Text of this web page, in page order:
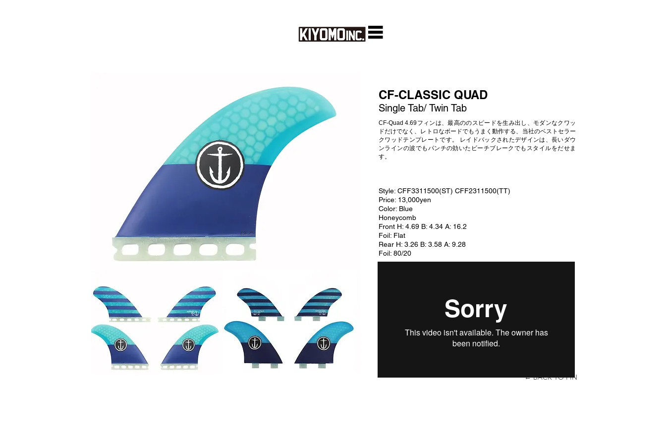
CF-CLASSIC QUAD
Single Tab/ Twin Tab
CF-Quad 4.69フィンは、最高ののスピードを生み出し、モダンなクワッ
ドだけでなく、レトロなボードでもうまく動作する、当社のベストセラー
クワッドテンプレートです。 レイドバックされたデザインは、長いダウ
ンラインの波でもパンチの効いたビーチブレークでもスタイルをだせま
す。
Style: CFF3311500(ST) CFF2311500(TT)
Price: 13,000yen
Color: Blue
Honeycomb
Front H: 4.69 B: 4.34 A: 16.2
Foil: Flat
Rear H: 3.26 B: 3.58 A: 9.28
Foil: 80/20
← BACK TO FIN